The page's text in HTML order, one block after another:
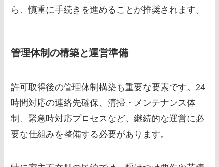
ら、慎重に手続きを進めることが推奨されます。
管理体制の構築と運営準備
許可取得後の管理体制構築も重要な要素です。24
時間対応の連絡先確保、清掃・メンテナンス体
制、緊急時対応プロセスなど、継続的な運営に必
要な仕組みを整備する必要があります。